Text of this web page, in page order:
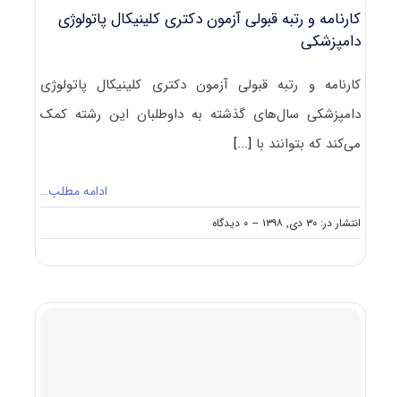
کارنامه و رتبه قبولی آزمون دکتری کلینیکال ﭘﺎﺗﻮﻟﻮژی
داﻣﭙﺰشکی
کارنامه و رتبه قبولی آزمون دکتری کلینیکال پاتولوژی
دامپزشکی سال‌های گذشته به داوطلبان این رشته کمک
می‌کند که بتوانند با [...]
ادامه مطلب…
انتشار در: ۳۰ دی, ۱۳۹۸ -- ۰ دیدگاه
on
کارنامه
آزمون